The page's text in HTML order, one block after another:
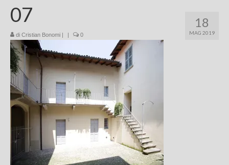
Genealogia
Aziende
Chi sono
FAQ
Contatti
18
MAG 2019
07
di Cristian Bonomi | | 0